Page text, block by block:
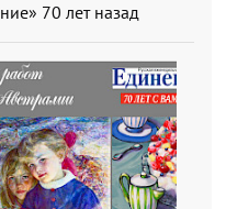
70 лет назад